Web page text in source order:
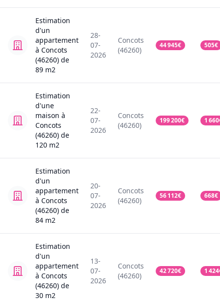
Estimation
d'un
appartement
à Concots
(46260) de
89 m2
28-
07-
2026
Concots
(46260)
44 945€ 505€
Estimation
d'une
maison à
Concots
(46260) de
120 m2
22-
07-
2026
Concots
(46260)
199 200€ 1 660
Estimation
d'un
appartement
à Concots
(46260) de
84 m2
20-
07-
2026
Concots
(46260)
56 112€ 668€
Estimation
d'un
appartement
à Concots
(46260) de
30 m2
13-
07-
2026
Concots
(46260)
42 720€ 1 424